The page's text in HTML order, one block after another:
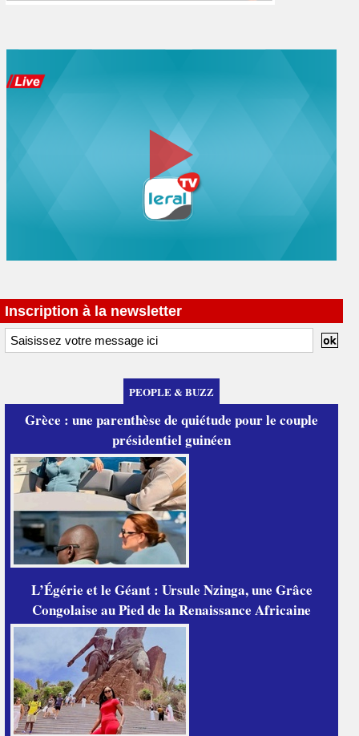
Inscription à la newsletter
PEOPLE & BUZZ
Grèce : une parenthèse de quiétude pour le couple
présidentiel guinéen
L’Égérie et le Géant : Ursule Nzinga, une Grâce
Congolaise au Pied de la Renaissance Africaine